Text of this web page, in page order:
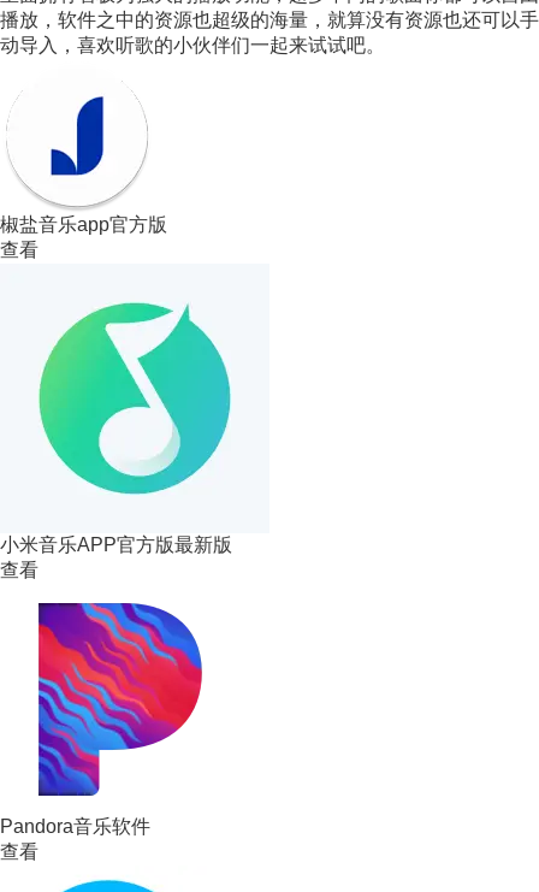
播放，软件之中的资源也超级的海量，就算没有资源也还可以手
动导入，喜欢听歌的小伙伴们一起来试试吧。
椒盐音乐app官方版
查看
小米音乐APP官方版最新版
查看
Pandora音乐软件
查看